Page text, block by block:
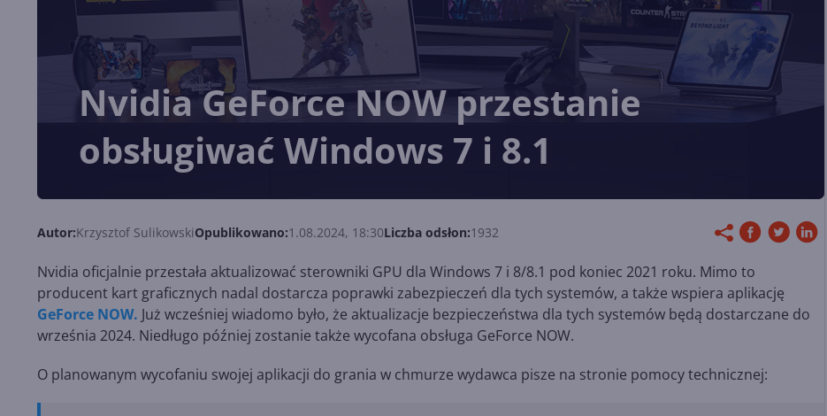
Nvidia GeForce NOW przestanie
obsługiwać Windows 7 i 8.1
Autor:Krzysztof SulikowskiOpublikowano:1.08.2024, 18:30Liczba odsłon:1932
Nvidia oficjalnie przestała aktualizować sterowniki GPU dla Windows 7 i 8/8.1 pod koniec 2021 roku. Mimo to
producent kart graficznych nadal dostarcza poprawki zabezpieczeń dla tych systemów, a także wspiera aplikację
GeForce NOW. Już wcześniej wiadomo było, że aktualizacje bezpieczeństwa dla tych systemów będą dostarczane do
września 2024. Niedługo później zostanie także wycofana obsługa GeForce NOW.
O planowanym wycofaniu swojej aplikacji do grania w chmurze wydawca pisze na stronie pomocy technicznej: